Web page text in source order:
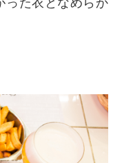
った衣となめらか